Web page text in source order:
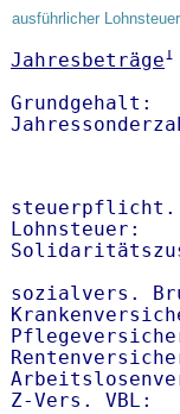
ausführlicher
Jahresbeträge1
steuerpflicht.
Lohnsteuer:
sozialvers.
Z-Vers.